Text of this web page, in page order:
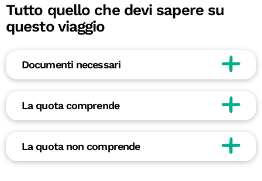
Tutto quello che devi sapere su
questo viaggio
Documenti necessari
La quota comprende
La quota non comprende